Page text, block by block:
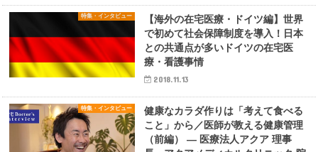
特集・インタビュー
【海外の在宅医療・ドイツ編】世界
で初めて社会保障制度を導入！日本
との共通点が多いドイツの在宅医
療・看護事情
2018.11.13
特集・インタビュー
健康なカラダ作りは「考えて食べる
こと」から／医師が教える健康管理
（前編） ― 医療法人アクア 理事